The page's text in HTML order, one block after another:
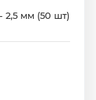
2,5 мм (50 шт)